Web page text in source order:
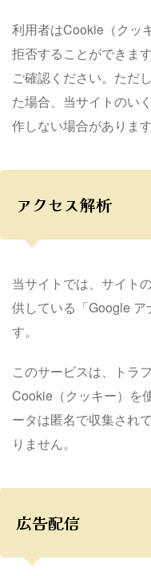
利用者はCookie（クッ
拒否することができま
ご確認ください。ただ
た場合、当サイトのい
作しない場合があります
アクセス解析
当サイトでは、サイト
供している「Google
す。
このサービスは、トラ
Cookie（クッキー）を
ータは匿名で収集され
りません。
広告配信